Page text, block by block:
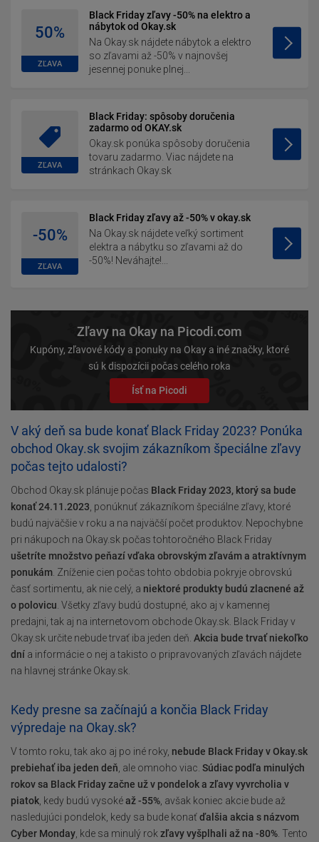
50%
ZĽAVA
Black Friday zľavy -50% na elektro a
nábytok od Okay.sk
Na Okay.sk nájdete nábytok a elektro
so zľavami až -50% v najnovšej
jesennej ponuke plnej...
ZĽAVA
Black Friday: spôsoby doručenia
zadarmo od OKAY.sk
Okay.sk ponúka spôsoby doručenia
tovaru zadarmo. Viac nájdete na
stránkach Okay.sk
-50%
ZĽAVA
Black Friday zľavy až -50% v okay.sk
Na Okay.sk nájdete veľký sortiment
elektra a nábytku so zľavami až do
-50%! Neváhajte!...
Zľavy na Okay na Picodi.com
Kupóny, zľavové kódy a ponuky na Okay a iné značky, ktoré
sú k dispozícii počas celého roka
Ísť na Picodi
V aký deň sa bude konať Black Friday 2023? Ponúka
obchod Okay.sk svojim zákazníkom špeciálne zľavy
počas tejto udalosti?
Obchod Okay.sk plánuje počas Black Friday 2023, ktorý sa bude
konať 24.11.2023 , ponúknuť zákazníkom špeciálne zľavy, ktoré
budú najväčšie v roku a na najväčší počet produktov. Nepochybne
pri nákupoch na Okay.sk počas tohtoročného Black Friday
ušetríte množstvo peňazí vďaka obrovským zľavám a atraktívnym
ponukám . Zníženie cien počas tohto obdobia pokryje obrovskú
časť sortimentu, ak nie celý, a niektoré produkty budú zlacnené až
o polovicu . Všetky zľavy budú dostupné, ako aj v kamennej
predajni, tak aj na internetovom obchode Okay.sk. Black Friday v
Okay.sk určite nebude trvať iba jeden deň. Akcia bude trvať niekoľko
dní a informácie o nej a takisto o pripravovaných zľavách nájdete
na hlavnej stránke Okay.sk.
Kedy presne sa začínajú a končia Black Friday
výpredaje na Okay.sk?
V tomto roku, tak ako aj po iné roky, nebude Black Friday v Okay.sk
prebiehať iba jeden deň , ale omnoho viac. Súdiac podľa minulých
rokov sa Black Friday začne už v pondelok a zľavy vyvrcholia v
piatok , kedy budú vysokéaž -55% , avšak koniec akcie bude až
nasledujúci pondelok, kedy sa bude konaťďalšia akcia s názvom
Cyber Monday , kde sa minulý rok zľavy vyšplhali až na -80% . Tento